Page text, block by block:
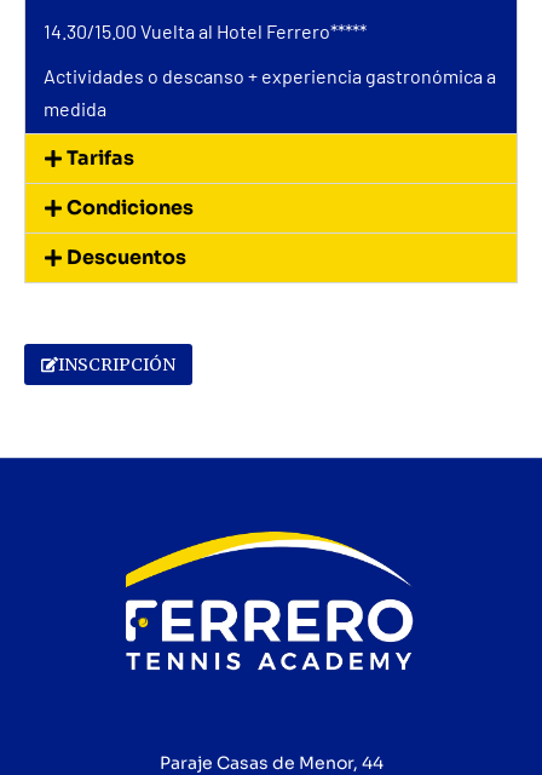
14.30/15.00 Vuelta al Hotel Ferrero*****
Actividades o descanso + experiencia gastronómica a
medida
Tarifas
Condiciones
Descuentos
INSCRIPCIÓN
Paraje Casas de Menor, 44